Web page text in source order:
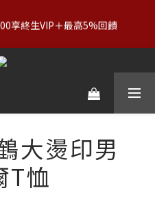
買二送二
享終生VIP＋最高5%回饋
Basics系列：2件89折／3件79
大燙印男
T恤